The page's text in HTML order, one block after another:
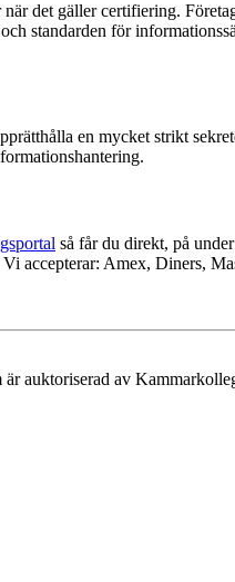
det gäller certifiering.
standarden för
en mycket strikt
så får du direkt, på
accepterar: Amex, Diners,
auktoriserad av